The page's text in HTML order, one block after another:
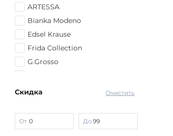
ARTESSA
Bianka Modeno
Edsel Krause
Frida Collection
G.Grosso
lava
MIO IMPERATRICE
No name
Очистить
Скидка
От До